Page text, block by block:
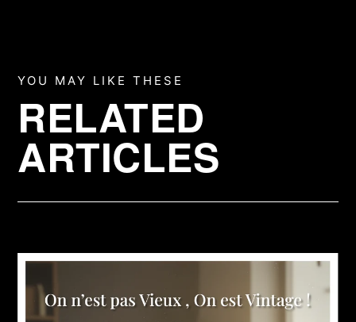
YOU MAY LIKE THESE
RELATED
ARTICLES